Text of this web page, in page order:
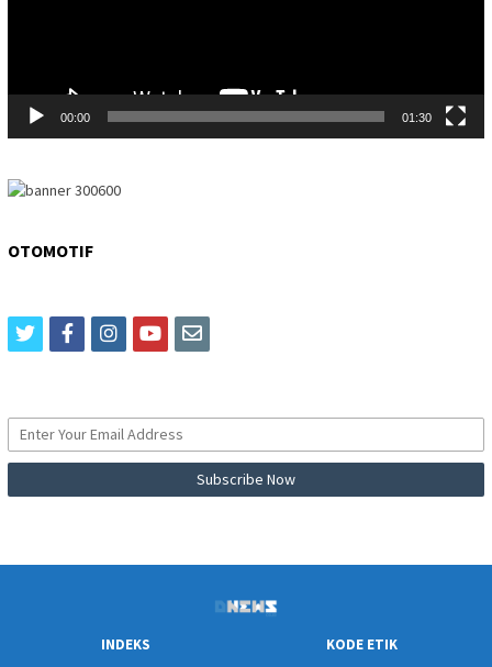
00:00 01:30
OTOMOTIF
twitterfacebookinstagram
youtubeemail
INDEKS KODE ETIK